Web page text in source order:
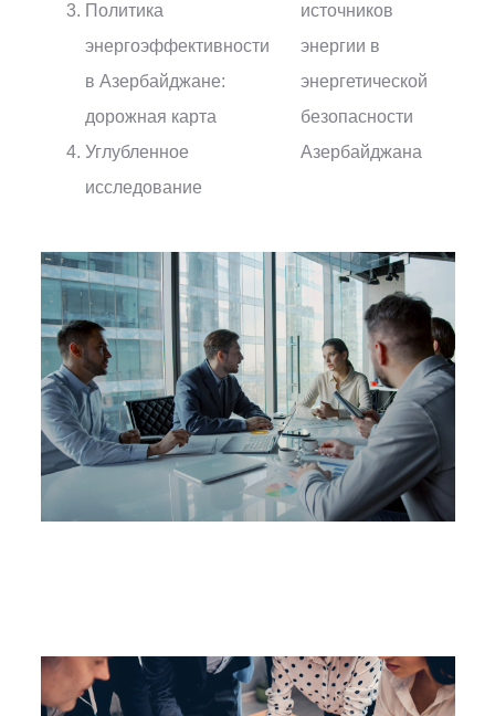
Политика
энергоэффективности
в Азербайджане:
дорожная карта
Углубленное
исследование
источников
энергии в
энергетической
безопасности
Азербайджана